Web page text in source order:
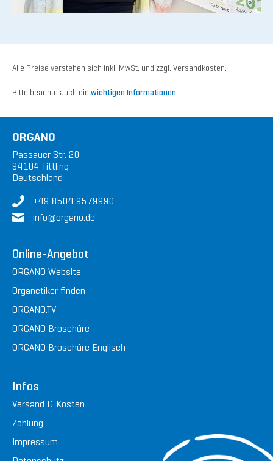
Alle Preise verstehen sich inkl. MwSt. und zzgl. Versandkosten.
Bitte beachte auch die wichtigen Informationen.
ORGANO
Passauer Str. 20
94104 Tittling
Deutschland
+49 8504 9579990
info@organo.de
Online-Angebot
ORGANO Website
Organetiker finden
ORGANO.TV
ORGANO Broschüre
ORGANO Broschüre Englisch
Infos
Versand & Kosten
Zahlung
Impressum